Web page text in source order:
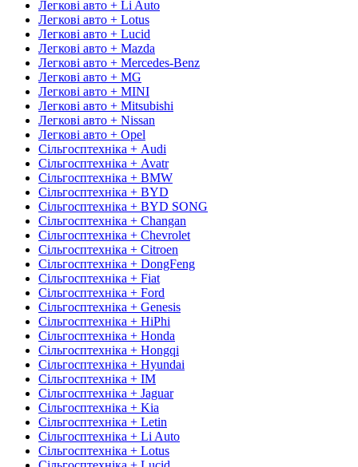
Легкові авто + Li Auto
Легкові авто + Lotus
Легкові авто + Lucid
Легкові авто + Mazda
Легкові авто + Mercedes-Benz
Легкові авто + MG
Легкові авто + MINI
Легкові авто + Mitsubishi
Легкові авто + Nissan
Легкові авто + Opel
Сільгосптехніка + Audi
Сільгосптехніка + Avatr
Сільгосптехніка + BMW
Сільгосптехніка + BYD
Сільгосптехніка + BYD SONG
Сільгосптехніка + Changan
Сільгосптехніка + Chevrolet
Сільгосптехніка + Citroen
Сільгосптехніка + DongFeng
Сільгосптехніка + Fiat
Сільгосптехніка + Ford
Сільгосптехніка + Genesis
Сільгосптехніка + HiPhi
Сільгосптехніка + Honda
Сільгосптехніка + Hongqi
Сільгосптехніка + Hyundai
Сільгосптехніка + IM
Сільгосптехніка + Jaguar
Сільгосптехніка + Kia
Сільгосптехніка + Letin
Сільгосптехніка + Li Auto
Сільгосптехніка + Lotus